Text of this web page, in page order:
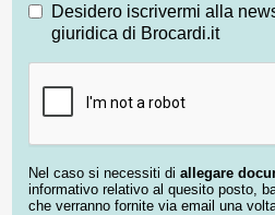
Desidero iscrivermi alla
giuridica di Brocardi.it
Nel caso si necessiti di allegare
informativo relativo al quesito posto,
che verranno fornite via email una